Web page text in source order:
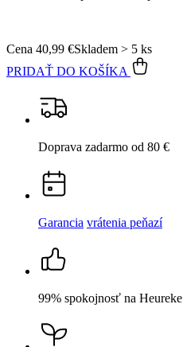
Skladem > 5 ks
Cena 40,99 €
PRIDAŤ DO KOŠÍKA
Doprava zadarmo od 80 €
Garancia vrátenia peňazí
99% spokojnosť na Heureke